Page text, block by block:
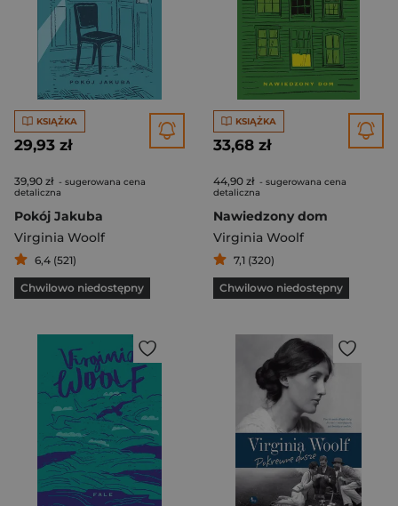
KSIĄŻKA
29,93 zł
39,90 zł - sugerowana cena
detaliczna
Pokój Jakuba
Virginia Woolf
6,4 (521)
Chwilowo niedostępny
KSIĄŻKA
33,68 zł
44,90 zł - sugerowana cena
detaliczna
Nawiedzony dom
Virginia Woolf
7,1 (320)
Chwilowo niedostępny